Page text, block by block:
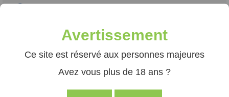
VOIR L'ATTESTATION
9.3/10
Basé sur 22 avis
Eglantine D.
Avertissement
Ce site est réservé aux personnes majeures
Avez vous plus de 18 ans ?